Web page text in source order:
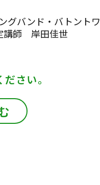
グバンド・バトントワ
講師 岸田佳世
さい。